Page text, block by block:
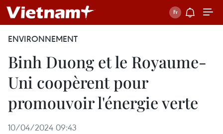
ENVIRONNEMENT
Binh Duong et le Royaume-
Uni coopèrent pour
promouvoir l'énergie verte
10/04/2024 09:43